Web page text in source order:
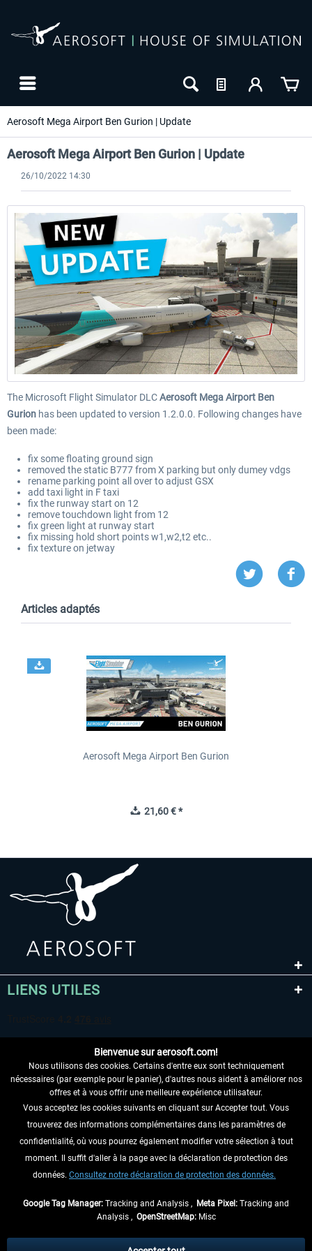
Aerosoft Mega Airport Ben Gurion | Update
Aerosoft Mega Airport Ben Gurion | Update
26/10/2022 14:30
The Microsoft Flight Simulator DLCAerosoft Mega Airport Ben
Gurion has been updated to version 1.2.0.0. Following changes have
been made:
fix some floating ground sign
removed the static B777 from X parking but only dumey vdgs
rename parking point all over to adjust GSX
add taxi light in F taxi
fix the runway start on 12
remove touchdown light from 12
fix green light at runway start
fix missing hold short points w1,w2,t2 etc..
fix texture on jetway
Articles adaptés
Aerosoft Mega Airport Ben Gurion
21,60 € *
LIENS UTILES
RENONCER AU CONTRAT ICI
INFORMATIONS
NE MANQUEZ PAS LES DERNIÈRES
échéant, frais de remboursement, si aucune description contraire.
Bienvenue sur aerosoft.com!
Nous utilisons des cookies. Certains d'entre eux sont techniquement
nécessaires (par exemple pour le panier), d'autres nous aident à améliorer nos
offres et à vous offrir une meilleure expérience utilisateur.
Vous acceptez les cookies suivants en cliquant sur Accepter tout. Vous
trouverez des informations complémentaires dans les paramètres de
confidentialité, où vous pourrez également modifier votre sélection à tout
moment. Il suffit d'aller à la page avec la déclaration de protection des
données. Consultez notre déclaration de protection des données.
Google Tag Manager: Tracking and Analysis , Meta Pixel: Tracking and
Analysis , OpenStreetMap:Misc